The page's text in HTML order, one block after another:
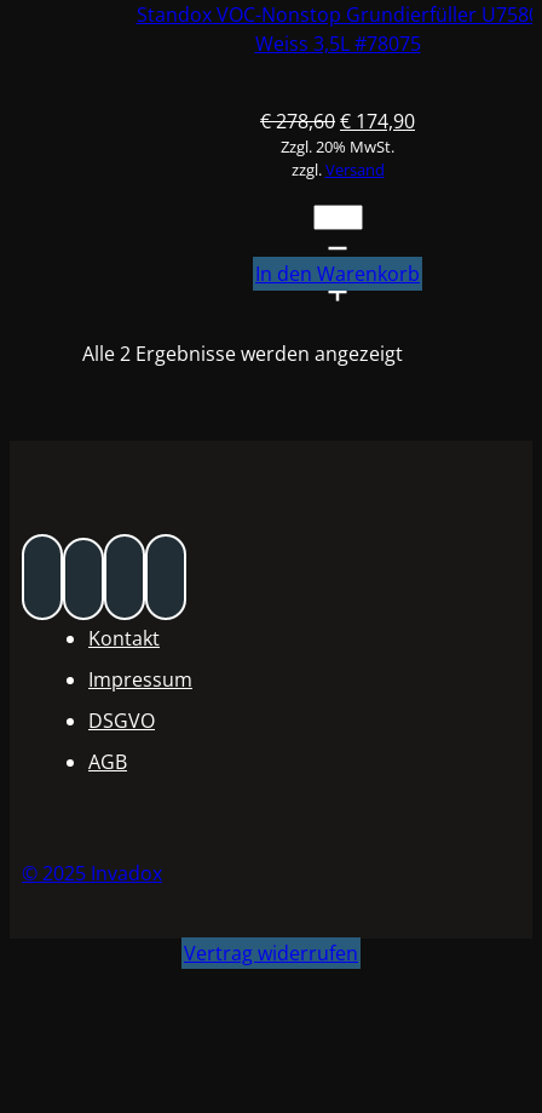
Standox VOC-Nonstop Grundierfüller U7580
Weiss 3,5L #78075
€278,60Ursprünglicher
Preis
war:
€ 278,60
€ 174,90Aktueller
Zzgl. 20% MwSt.
zzgl.Versand
Standox
VOC-
Nonstop
Grundierfüller
Weiss
In den Warenkorb
Alle 2 Ergebnisse werden angezeigt
Kontakt
Impressum
DSGVO
AGB
© 2025 Invadox
Vertrag widerrufen